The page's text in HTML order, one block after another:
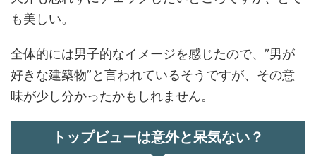
も美しい。
全体的には男子的なイメージを感じたので、”男が
好きな建築物”と言われているそうですが、その意
味が少し分かったかもしれません。
トップビューは意外と呆気ない？